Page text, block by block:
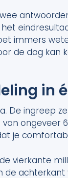
immers
de dag kan
in
De ingreep
ongeveer
je
vierkante
de